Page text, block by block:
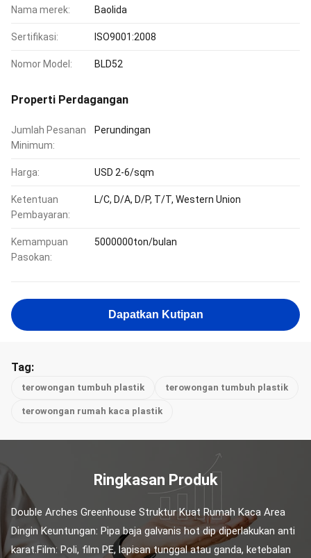
Nama merek: Baolida
Sertifikasi: ISO9001:2008
Nomor Model: BLD52
Properti Perdagangan
Jumlah Pesanan
Minimum:
Perundingan
Harga: USD 2-6/sqm
Ketentuan
Pembayaran:
L/C, D/A, D/P, T/T, Western Union
Kemampuan
Pasokan:
5000000ton/bulan
Dapatkan Kutipan
Tag:
terowongan tumbuh plastik terowongan tumbuh plastik
terowongan rumah kaca plastik
Ringkasan Produk
Double Arches Greenhouse Struktur Kuat Rumah Kaca Area
Dingin Keuntungan: Pipa baja galvanis hot dip diperlakukan anti
karat.Film: Poli, film PE, lapisan tunggal atau ganda, ketebalan